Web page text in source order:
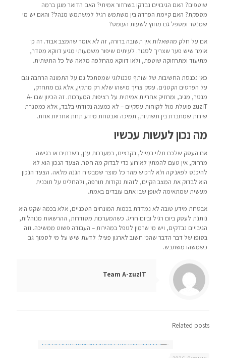
שוטפים? האם הגיבויים נבדקו בשחזור אמיתי? האם הדואר מוגן ברמה
מספקת? האם קיימת הפרדה בין משתמש רגיל למשתמש מנהל? והאם יש מי
שמנטר ומטפל גם מחוץ לשעות העומס?
אם על חלק מהשאלות אין תשובה ברורה, זה לא אומר שהמצב אבוד. זה כן
אומר שיש פער שצריך לסגור. לעיתים שיפור משמעותי מגיע דווקא מסדר,
מתיעוד ומתחזוקה שוטפת, ולאו דווקא מהחלפה מלאה של כל התשתית.
כאן נכנסת החשיבות של שותף טכנולוגי שמסתכל גם על התמונה הרחבה וגם
על הפרטים הקטנים. עסק צריך מישהו שלא רק מתקין, אלא גם מתחזק,
מנטר, מגיב, ומחזיק אחריות אמיתית על רציפות המערכות. זה הכיוון שבו A-
zuzIT פועלת מול לקוחות עסקיים – לא כמענה נקודתי בלבד, אלא כמסגרת
שירות שמחברת בין תשתיות, תמיכה ואבטחת מידע תחת אחריות אחת.
מה נכון לעשות עכשיו
אם העסק שלכם תלוי במייל, בקבצים, במערכות ענן, בשרתים או בגישה
מרחוק, אין טעם להמתין לאירוע כדי לבדוק מה חסר. הצעד הנכון הוא לא
להיכנס לפאניקה ולא לרכוש מהר כל מוצר שמבטיח הגנה מלאה. הצעד הנכון
הוא לבדוק את המצב הקיים, לזהות נקודות תורפה, ולהחליט על תוכנית
מעשית שמתאימה לאופן שבו אתם עובדים באמת.
אבטחת מידע טובה לא נמדדת בכמות המונחים הטכניים, אלא בכמה שקט היא
נותנת לעסק ביום רגיל וביום חריג. כשהמערכות מסודרות, ההרשאות מנוהלות,
הגיבויים נבדקים, ויש מי שזמין לטפל במהירות – העבודה פשוט ממשיכה. וזה
בסופו של דבר הדבר שהכי חשוב לארגון פעיל: לדעת שיש על מי לסמוך גם
כשמשהו משתבש.
Team A-zuzIT
Related posts